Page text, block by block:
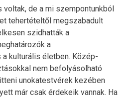
voltak, de a mi szempontunkból
tehertételtől megszabadult
szidhatták a
a
kulturális életben. Közép-
nem befolyásolható
unokatestvérek kezében
már csak érdekeik vannak. Ha